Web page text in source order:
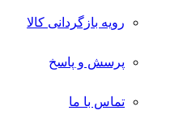
رویه بازگردانی کالا
پرسش و پاسخ
تماس با ما